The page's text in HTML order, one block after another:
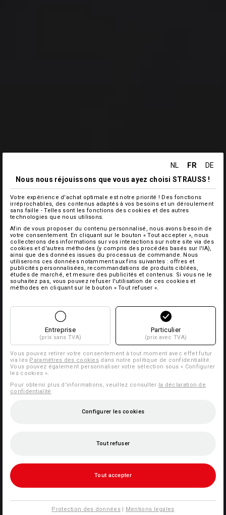
NL FR
DE
Nous nous réjouissons que vous ayez choisi STRAUSS !
Votre expérience d'achat optimale est notre priorité ! Des fonctions
irréprochables, des contenus adaptés à vos besoins et un déroulement
sans faille - Telles sont les fonctions des cookies et des autres
technologies que nous utilisons.
Afin de vous proposer du contenu personnalisé, nous avons besoin de
votre consentement. En cliquant sur le bouton « Tout accepter », nous
collecterons des informations sur vos interactions sur notre site via des
cookies et d'autres méthodes (y compris des procédés basés sur l'IA),
ainsi que des données issues du processus de commande. Nous
utiliserons ces données notamment aux fins suivantes : offres et
publicités personnalisées, recommandations de produits ciblées,
études de marché, et mesure des publicités et contenus. Si vous ne le
souhaitez pas, vous pouvez refuser l'utilisation de ces cookies et
méthodes en cliquant sur le bouton « Tout refuser ».
Entreprise
(prix sans TVA)
Particulier
(prix avec TVA)
Vous pouvez retirer votre consentement à tout moment avec effet futur
via les Paramètres des cookies dans notre politique de confidentialité.
Vous pouvez également personnaliser votre sélection sous « Configurer
les cookies ».
Pour obtenir plus d'informations, veuillez consulter la déclaration de
confidentialité .
Configurer les cookies
Tout refuser
Tout accepter
Protection des données| Mentions legales